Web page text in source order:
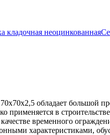
кладочная неоцинкованная
обладает большой
применяется в
временного
характеристиками,